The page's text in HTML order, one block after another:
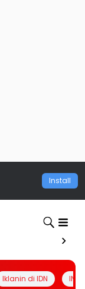
Install
Iklanin di IDN